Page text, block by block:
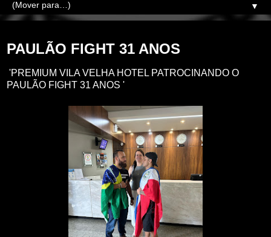
▼
PAULÃO FIGHT 31 ANOS
'PREMIUM VILA VELHA HOTEL PATROCINANDO O
PAULÃO FIGHT 31 ANOS '